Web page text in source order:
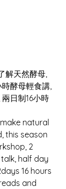
解天然酵母,
酵母輕食講,
日制16小時
natural
this season
2
half day
16 hours
and